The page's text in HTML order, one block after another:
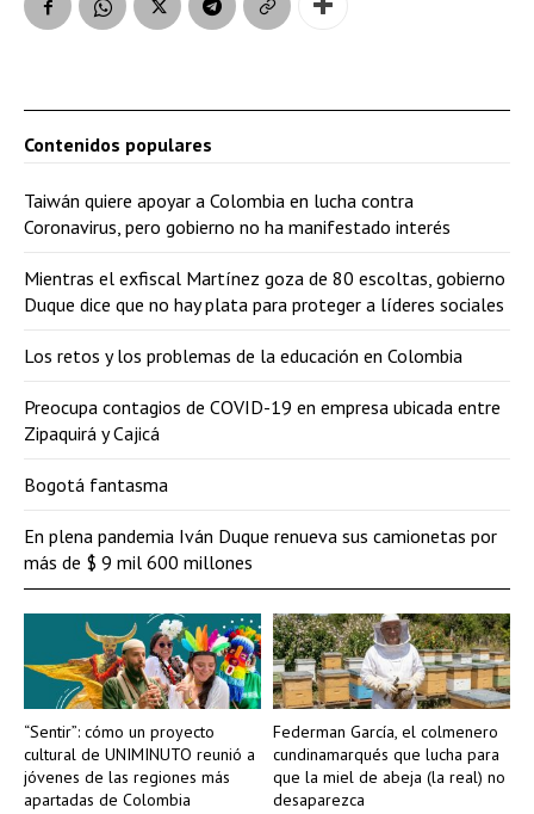
“Sentir”: cómo un proyecto
cultural de UNIMINUTO reunió a
jóvenes de las regiones más
apartadas de Colombia
Federman García, el colmenero
cundinamarqués que lucha para
que la miel de abeja (la real) no
desaparezca
Contenidos populares
Taiwán quiere apoyar a Colombia en lucha contra
Coronavirus, pero gobierno no ha manifestado interés
Mientras el exfiscal Martínez goza de 80 escoltas, gobierno
Duque dice que no hay plata para proteger a líderes sociales
Los retos y los problemas de la educación en Colombia
Preocupa contagios de COVID-19 en empresa ubicada entre
Zipaquirá y Cajicá
Bogotá fantasma
En plena pandemia Iván Duque renueva sus camionetas por
más de $ 9 mil 600 millones